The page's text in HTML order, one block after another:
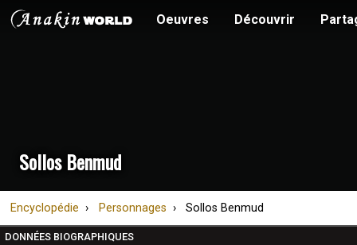
Oeuvres Découvrir
Sollos Benmud
Encyclopédie Personnages Sollos Benmud
DONNÉES BIOGRAPHIQUES